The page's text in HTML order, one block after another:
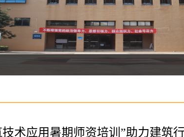
术应用暑期师资培训”助力建筑